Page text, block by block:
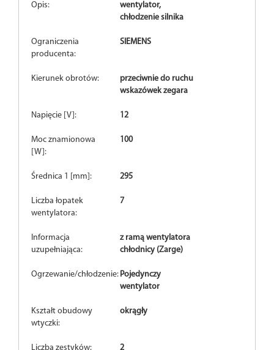
Opis:
wentylator,
chłodzenie silnika
Ograniczenia
producenta:
SIEMENS
Kierunek obrotów:
przeciwnie do ruchu
wskazówek zegara
Napięcie [V]: 12
Moc znamionowa
[W]:
100
Średnica 1 [mm]: 295
Liczba łopatek
wentylatora:
7
Informacja
uzupełniająca:
z ramą wentylatora
chłodnicy (Zarge)
Ogrzewanie/chłodzenie: Pojedynczy
wentylator
Kształt obudowy
wtyczki:
okrągły
Liczba zestyków: 2